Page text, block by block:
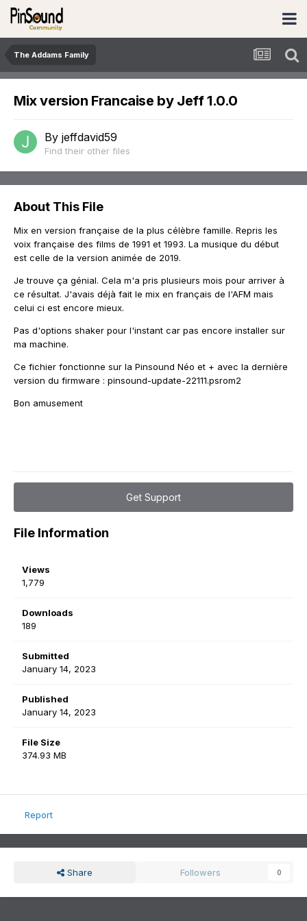
The Addams Family
Mix version Francaise by Jeff 1.0.0
By jeffdavid59
Find their other files
About This File
Mix en version française de la plus célèbre famille. Repris les
voix française des films de 1991 et 1993. La musique du début
est celle de la version animée de 2019.
Je trouve ça génial. Cela m'a pris plusieurs mois pour arriver à
ce résultat. J'avais déjà fait le mix en français de l'AFM mais
celui ci est encore mieux.
Pas d'options shaker pour l'instant car pas encore installer sur
ma machine.
Ce fichier fonctionne sur la Pinsound Néo et + avec la dernière
version du firmware : pinsound-update-22111.psrom2
Bon amusement
Get Support
File Information
Views
1,779
Downloads
189
Submitted
January 14, 2023
Published
January 14, 2023
File Size
374.93 MB
Report
Share Followers 0